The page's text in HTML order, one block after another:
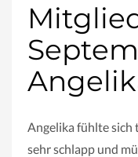
Angelika fühlte sich
sehr schlapp und